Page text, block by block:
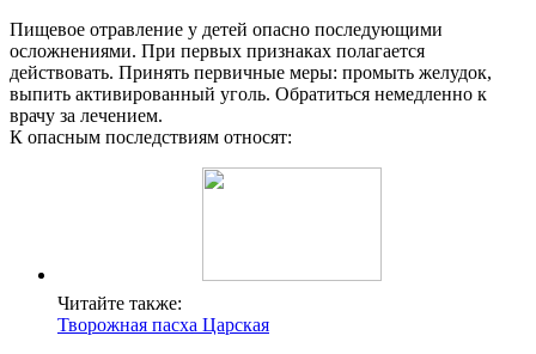
Пищевое отравление у детей опасно последующими
осложнениями. При первых признаках полагается
действовать. Принять первичные меры: промыть желудок,
выпить активированный уголь. Обратиться немедленно к
врачу за лечением.
К опасным последствиям относят:
Читайте также:
Творожная пасха Царская